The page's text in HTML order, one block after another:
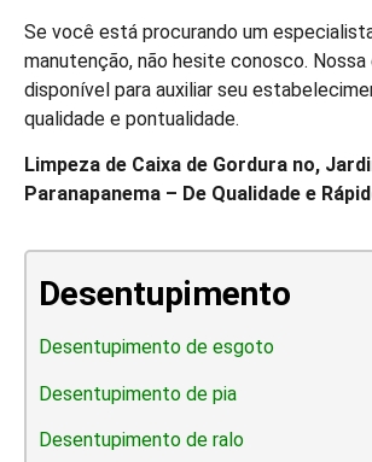
Se você está procurando um
manutenção, não hesite conosco.
disponível para auxiliar seu
qualidade e pontualidade.
Limpeza de Caixa de Gordura no,
Paranapanema – De Qualidade e
Desentupimento
Desentupimento de esgoto
Desentupimento de pia
Desentupimento de ralo